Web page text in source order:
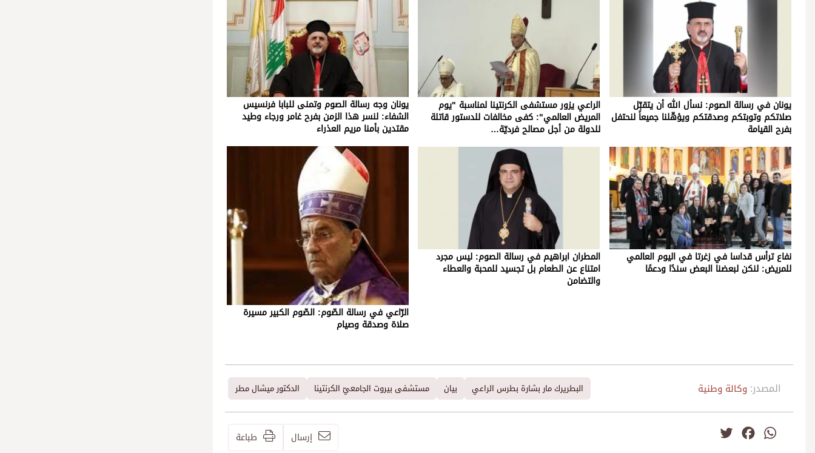
يونان في رسالة الصوم: نسأل الله أن يتقبّل
صلاتكم وتوبتكم وصدقتكم ويؤهّلنا جميعاً لنحتفل
بفرح القيامة
نفاع ترأس قداسا في زغرتا في اليوم العالمي
للمريض: لنكن لبعضنا البعض سندًا ودعمًا
الراعي يزور مستشفى الكرنتينا لمناسبة "يوم
المريض العالمي": كفى مخالفات للدستور قاتلة
للدولة من أجل مصالح فرديّة…
المطران ابراهيم في رسالة الصوم: ليس مجرد
امتناع عن الطعام بل تجسيد للمحبة والعطاء
والتضامن
يونان وجه رسالة الصوم وتمنى للبابا فرنسيس
الشفاء: لنسر هذا الزمن بفرح غامر ورجاء وطيد
مقتدين بأمنا مريم العذراء
الرّاعي في رسالة الصّوم: الصّوم الكبير مسيرة
صلاة وصدقة وصيام
المصدر: وكالة وطنية البطريرك مار بشارة بطرس الراعي بيان مستشفى بيروت الجامعيّ الكرنتينا الدكتور ميشال مطر
WhatsApp
Facebook إرسال طباعة